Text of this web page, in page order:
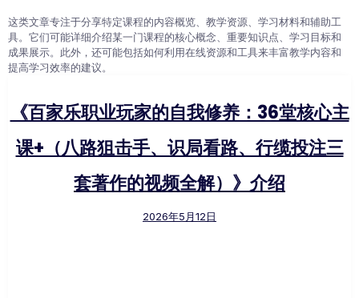
这类文章专注于分享特定课程的内容概览、教学资源、学习材料和辅助工
具。它们可能详细介绍某一门课程的核心概念、重要知识点、学习目标和
成果展示。此外，还可能包括如何利用在线资源和工具来丰富教学内容和
提高学习效率的建议。
《百家乐职业玩家的自我修养：36堂核心主
课+（八路狙击手、识局看路、行缆投注三
套著作的视频全解）》介绍
2026年5月12日